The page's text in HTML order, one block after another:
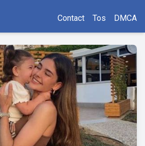
Contact Tos DMCA